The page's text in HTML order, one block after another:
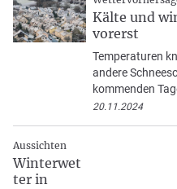
Kälte und
vorerst
Temperaturen
andere
kommenden
20.11.2024
Aussichten
Winterwet
ter in